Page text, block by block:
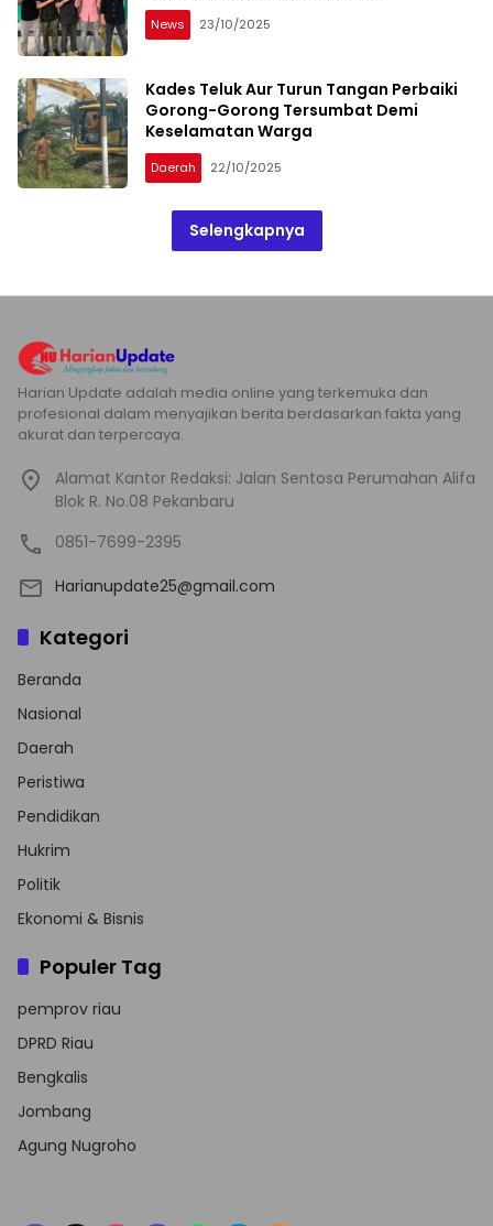
News 23/10/2025
Kades Teluk Aur Turun Tangan Perbaiki
Gorong-Gorong Tersumbat Demi
Keselamatan Warga
Daerah 22/10/2025
Selengkapnya
Harian Update adalah media online yang terkemuka dan
profesional dalam menyajikan berita berdasarkan fakta yang
akurat dan terpercaya.
Alamat Kantor Redaksi: Jalan Sentosa Perumahan Alifa
Blok R. No.08 Pekanbaru
0851-7699-2395
Harianupdate25@gmail.com
Kategori
Beranda
Nasional
Daerah
Peristiwa
Pendidikan
Hukrim
Politik
Ekonomi & Bisnis
Populer Tag
pemprov riau
DPRD Riau
Bengkalis
Jombang
Agung Nugroho